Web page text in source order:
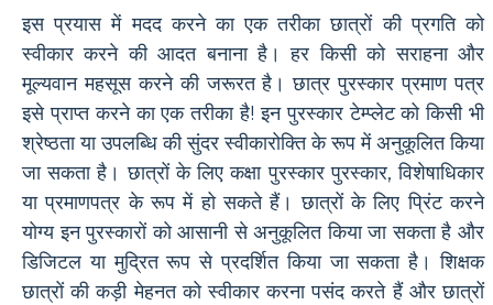
इस प्रयास में मदद करने का एक तरीका छात्रों की प्रगति को
स्वीकार करने की आदत बनाना है। हर किसी को सराहना और
मूल्यवान महसूस करने की जरूरत है। छात्र पुरस्कार प्रमाण पत्र
इसे प्राप्त करने का एक तरीका है! इन पुरस्कार टेम्प्लेट को किसी भी
श्रेष्ठता या उपलब्धि की सुंदर स्वीकारोक्ति के रूप में अनुकूलित किया
जा सकता है। छात्रों के लिए कक्षा पुरस्कार पुरस्कार, विशेषाधिकार
या प्रमाणपत्र के रूप में हो सकते हैं। छात्रों के लिए प्रिंट करने
योग्य इन पुरस्कारों को आसानी से अनुकूलित किया जा सकता है और
डिजिटल या मुद्रित रूप से प्रदर्शित किया जा सकता है। शिक्षक
छात्रों की कड़ी मेहनत को स्वीकार करना पसंद करते हैं और छात्रों